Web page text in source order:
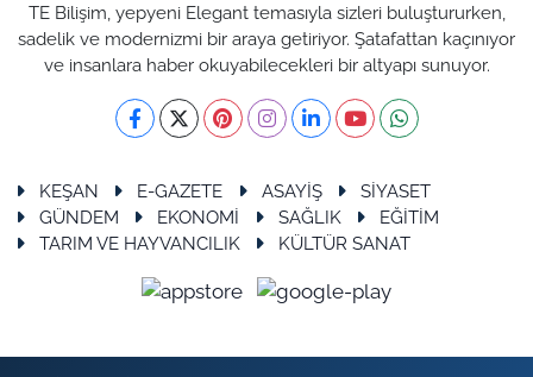
TE Bilişim, yepyeni Elegant temasıyla sizleri buluştururken,
sadelik ve modernizmi bir araya getiriyor. Şatafattan kaçınıyor
ve insanlara haber okuyabilecekleri bir altyapı sunuyor.
KEŞAN E-GAZETE ASAYİŞ
SİYASET
GÜNDEM
EKONOMİ SAĞLIK
EĞİTİM
TARIM VE HAYVANCILIK
KÜLTÜR SANAT